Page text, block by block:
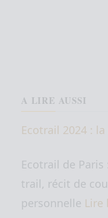
A LIRE AUSSI
Ecotrail 2024 : la
Ecotrail de
trail, récit de
personnelle Lire